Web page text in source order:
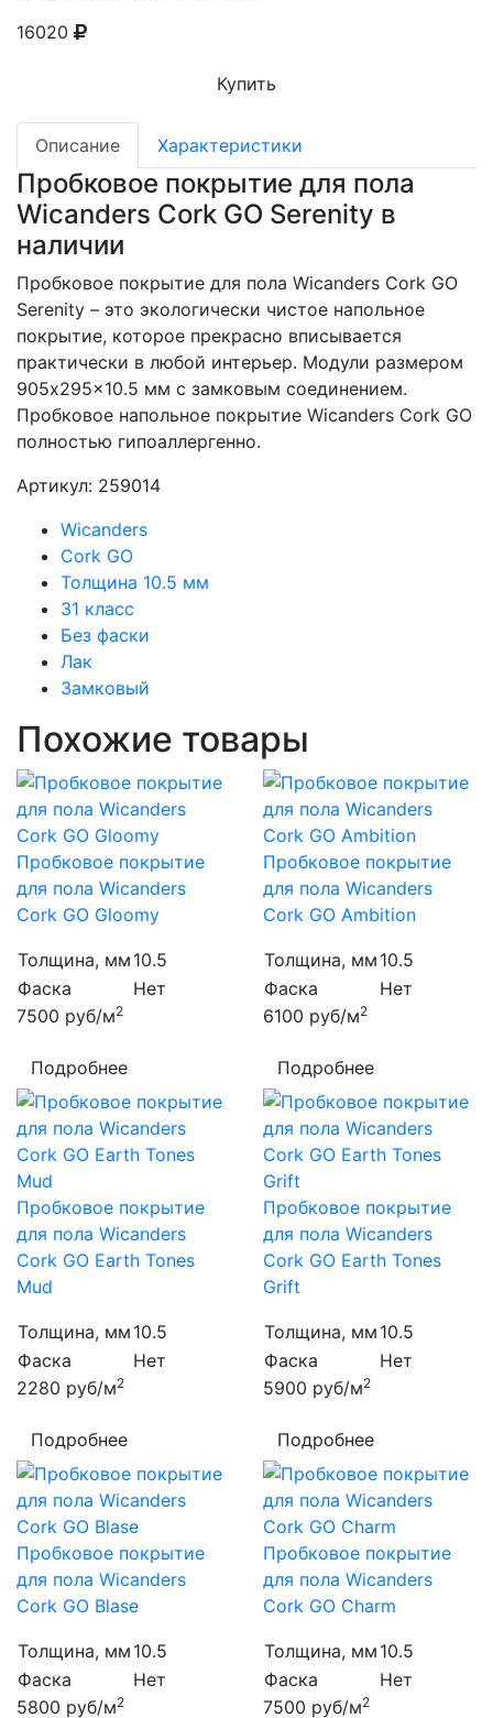
16020
Купить
Описание Характеристики
Пробковое покрытие для пола
Wicanders Cork GO Serenity в
наличии
Пробковое покрытие для пола Wicanders Cork GO
Serenity – это экологически чистое напольное
покрытие, которое прекрасно вписывается
практически в любой интерьер. Модули размером
905x295x10.5 мм с замковым соединением.
Пробковое напольное покрытие Wicanders Cork GO
полностью гипоаллергенно.
Артикул: 259014
Wicanders
Cork GO
Толщина 10.5 мм
31 класс
Без фаски
Лак
Замковый
Похожие товары
Пробковое покрытие
для пола Wicanders
Cork GO Gloomy
Толщина, мм 10.5
Фаска
Нет
7500 руб/м2
Подробнее
Пробковое покрытие
для пола Wicanders
Cork GO Ambition
Толщина, мм 10.5
Фаска
Нет
6100 руб/м2
Подробнее
Пробковое покрытие
для пола Wicanders
Cork GO Earth Tones
Mud
Толщина, мм 10.5
Фаска
Нет
2280 руб/м2
Подробнее
Пробковое покрытие
для пола Wicanders
Cork GO Earth Tones
Grift
Толщина, мм 10.5
Фаска
Нет
5900 руб/м2
Подробнее
Пробковое покрытие
для пола Wicanders
Cork GO Blase
Толщина, мм 10.5
Фаска
Нет
5800 руб/м2
Пробковое покрытие
для пола Wicanders
Cork GO Charm
Толщина, мм 10.5
Фаска
Нет
7500 руб/м2